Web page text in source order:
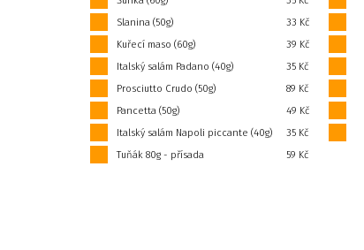
Slanina (50g)
33 Kč
Kuřecí maso (60g)
39 Kč
Italský salám Padano (40g)
35 Kč
Prosciutto Crudo (50g)
89 Kč
Pancetta (50g)
49 Kč
Italský salám Napoli piccante (40g)
35 Kč
Tuňák 80g - přísada
59 Kč